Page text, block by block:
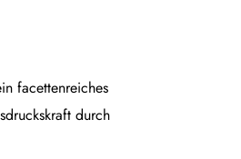
facettenreiches
durch